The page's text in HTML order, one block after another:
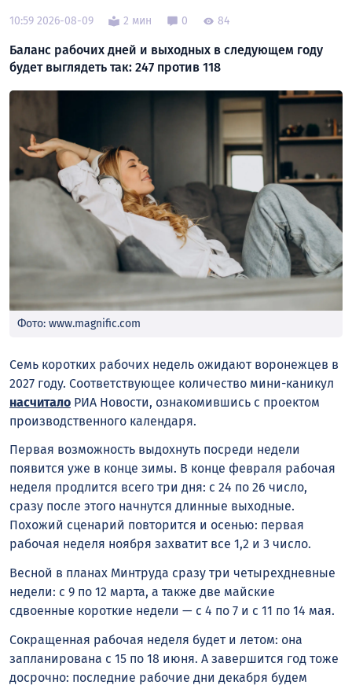
10:59 2026-08-09 2 мин 0 84
Баланс рабочих дней и выходных в следующем году
будет выглядеть так: 247 против 118
Фото: www.magnific.com
Семь коротких рабочих недель ожидают воронежцев в
2027 году. Соответствующее количество мини-каникул
насчитало РИА Новости, ознакомившись с проектом
производственного календаря.
Первая возможность выдохнуть посреди недели
появится уже в конце зимы. В конце февраля рабочая
неделя продлится всего три дня: с 24 по 26 число,
сразу после этого начнутся длинные выходные.
Похожий сценарий повторится и осенью: первая
рабочая неделя ноября захватит все 1,2 и 3 число.
Весной в планах Минтруда сразу три четырехдневные
недели: с 9 по 12 марта, а также две майские
сдвоенные короткие недели — с 4 по 7 и с 11 по 14 мая.
Сокращенная рабочая неделя будет и летом: она
запланирована с 15 по 18 июня. А завершится год тоже
досрочно: последние рабочие дни декабря будем